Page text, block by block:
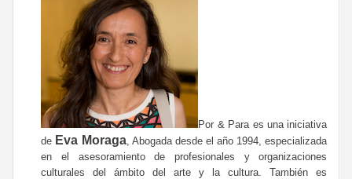
Por & Para es una iniciativa
de Eva Moraga, Abogada desde el año 1994, especializada
en el asesoramiento de profesionales y organizaciones
culturales del ámbito del arte y la cultura. También es